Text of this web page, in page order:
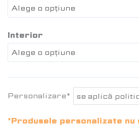
Interior
Personalizare*
*Produsele personalizate